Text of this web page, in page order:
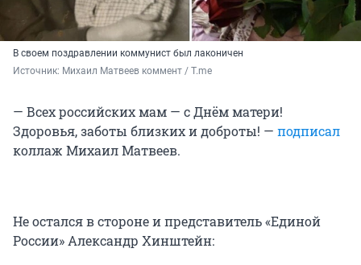
В своем поздравлении коммунист был лаконичен
Источник: Михаил Матвеев коммент / T.me
— Всех российских мам — с Днём матери!
Здоровья, заботы близких и доброты! — подписал
коллаж Михаил Матвеев.
Не остался в стороне и представитель «Единой
России» Александр Хинштейн: